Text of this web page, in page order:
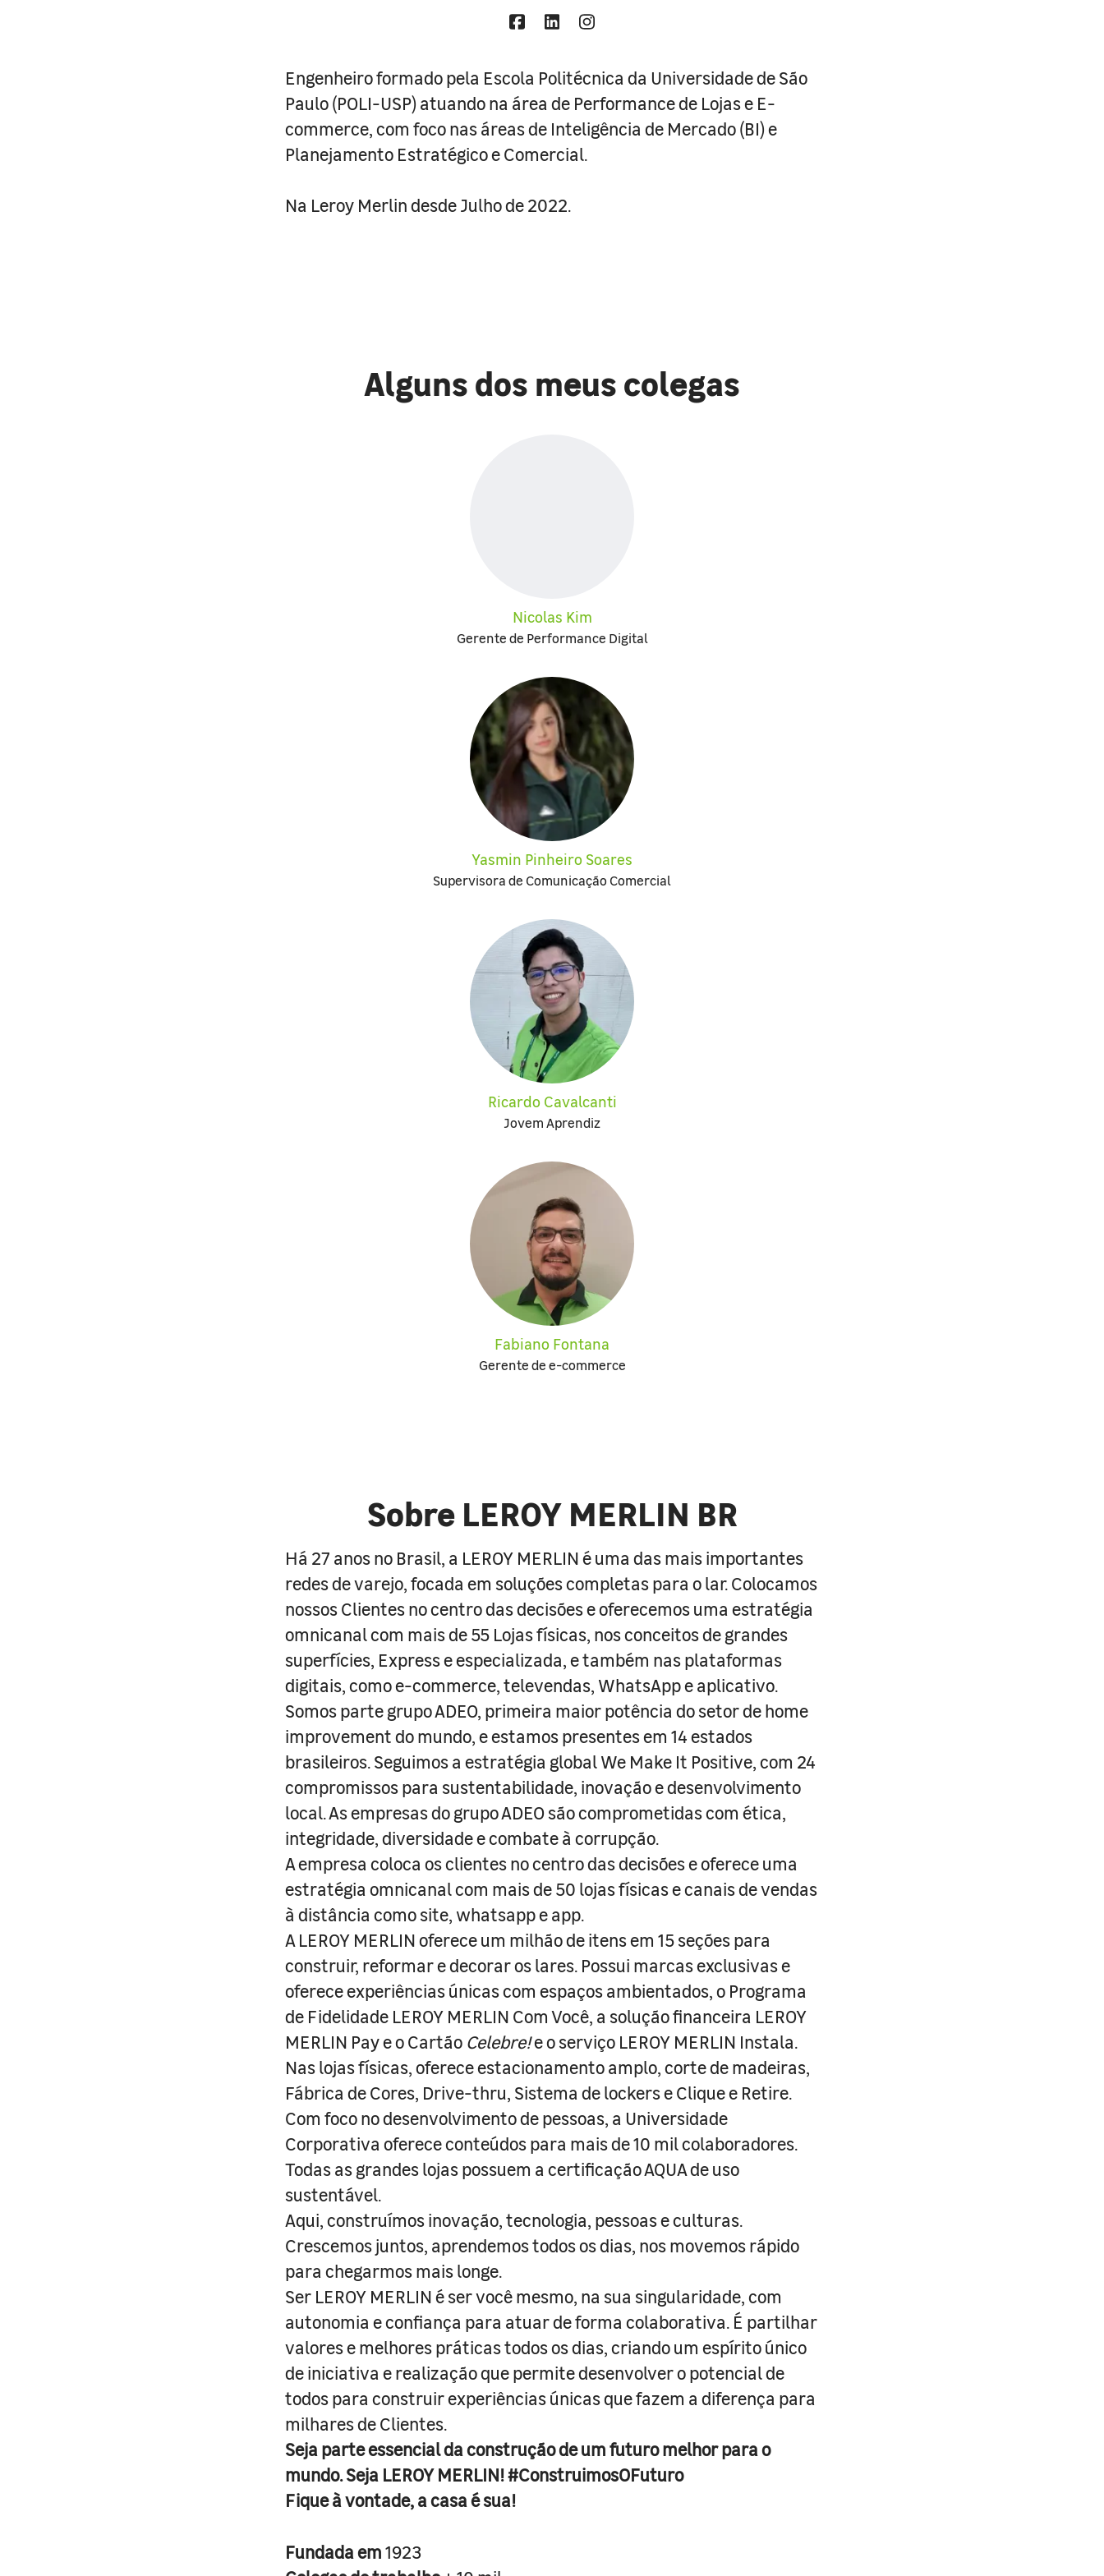
Engenheiro formado pela Escola Politécnica da Universidade de São
Paulo (POLI-USP) atuando na área de Performance de Lojas e E-
commerce, com foco nas áreas de Inteligência de Mercado (BI) e
Planejamento Estratégico e Comercial.
Na Leroy Merlin desde Julho de 2022.
Alguns dos meus colegas
Nicolas Kim
Gerente de Performance Digital
Yasmin Pinheiro Soares
Supervisora de Comunicação Comercial
Ricardo Cavalcanti
Jovem Aprendiz
Fabiano Fontana
Gerente de e-commerce
Sobre LEROY MERLIN BR
Há 27 anos no Brasil, a LEROY MERLIN é uma das mais importantes
redes de varejo, focada em soluções completas para o lar. Colocamos
nossos Clientes no centro das decisões e oferecemos uma estratégia
omnicanal com mais de 55 Lojas físicas, nos conceitos de grandes
superfícies, Express e especializada, e também nas plataformas
digitais, como e-commerce, televendas, WhatsApp e aplicativo.
Somos parte grupo ADEO, primeira maior potência do setor de home
improvement do mundo, e estamos presentes em 14 estados
brasileiros. Seguimos a estratégia global We Make It Positive, com 24
compromissos para sustentabilidade, inovação e desenvolvimento
local. As empresas do grupo ADEO são comprometidas com ética,
integridade, diversidade e combate à corrupção.
A empresa coloca os clientes no centro das decisões e oferece uma
estratégia omnicanal com mais de 50 lojas físicas e canais de vendas
à distância como site, whatsapp e app.
A LEROY MERLIN oferece um milhão de itens em 15 seções para
construir, reformar e decorar os lares. Possui marcas exclusivas e
oferece experiências únicas com espaços ambientados, o Programa
de Fidelidade LEROY MERLIN Com Você, a solução financeira LEROY
MERLIN Pay e o Cartão Celebre!e o serviço LEROY MERLIN Instala.
Nas lojas físicas, oferece estacionamento amplo, corte de madeiras,
Fábrica de Cores, Drive-thru, Sistema de lockers e Clique e Retire.
Com foco no desenvolvimento de pessoas, a Universidade
Corporativa oferece conteúdos para mais de 10 mil colaboradores.
Todas as grandes lojas possuem a certificação AQUA de uso
sustentável.
Aqui, construímos inovação, tecnologia, pessoas e culturas.
Crescemos juntos, aprendemos todos os dias, nos movemos rápido
para chegarmos mais longe.
Ser LEROY MERLIN é ser você mesmo, na sua singularidade, com
autonomia e confiança para atuar de forma colaborativa. É partilhar
valores e melhores práticas todos os dias, criando um espírito único
de iniciativa e realização que permite desenvolver o potencial de
todos para construir experiências únicas que fazem a diferença para
milhares de Clientes.
Seja parte essencial da construção de um futuro melhor para o
mundo. Seja LEROY MERLIN! #ConstruimosOFuturo
Fique à vontade, a casa é sua!
Fundada em1923